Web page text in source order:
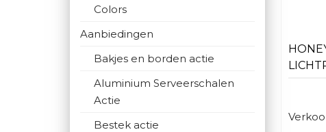
Colors
Aanbiedingen
Bakjes en borden actie
Aluminium Serveerschalen
Actie
Bestek actie